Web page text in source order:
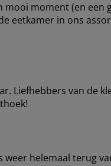
moment (en een
eetkamer in ons
Liefhebbers van de
helemaal terug